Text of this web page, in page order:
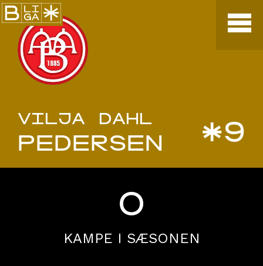
VILJA DAHL
PEDERSEN *9
0
KAMPE I SÆSONEN